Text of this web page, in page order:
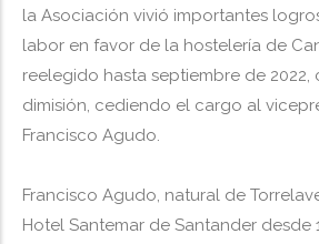
la Asociación vivió importantes
labor en favor de la hostelería de
reelegido hasta septiembre de
dimisión, cediendo el cargo al
Francisco Agudo.
Francisco Agudo, natural de
Hotel Santemar de Santander desde